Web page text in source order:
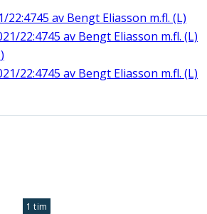
22:4745 av Bengt Eliasson m.fl. (L)
22:4745 av Bengt Eliasson m.fl. (L)
)
22:4745 av Bengt Eliasson m.fl. (L)
1 tim